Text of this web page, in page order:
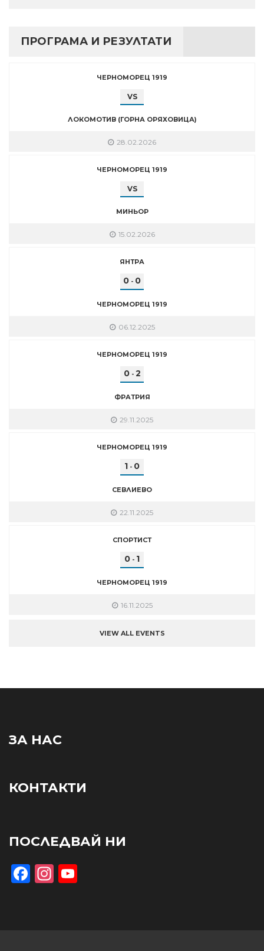
ПРОГРАМА И РЕЗУЛТАТИ
ЧЕРНОМОРЕЦ 1919
VS
ЛОКОМОТИВ (ГОРНА ОРЯХОВИЦА)
28.02.2026
ЧЕРНОМОРЕЦ 1919
VS
МИНЬОР
15.02.2026
ЯНТРА
0 - 0
ЧЕРНОМОРЕЦ 1919
06.12.2025
ЧЕРНОМОРЕЦ 1919
0- 2
ФРАТРИЯ
29.11.2025
ЧЕРНОМОРЕЦ 1919
1 - 0
СЕВЛИЕВО
22.11.2025
СПОРТИСТ
0 - 1
ЧЕРНОМОРЕЦ 1919
16.11.2025
VIEW ALL EVENTS
ЗА НАС
КОНТАКТИ
ПОСЛЕДВАЙ НИ
Facebook
Instagram